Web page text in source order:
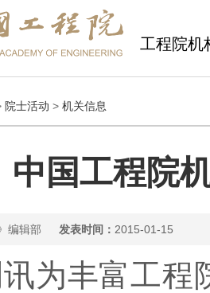
工程院机
院士活动 > 机关信息
中国工程院
》编辑部 发表时间： 2015-01-15
为丰富工程